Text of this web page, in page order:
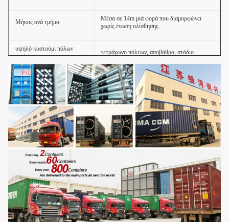
Μήκος ανά τμήμα
Μέσα σε 14m μιά φορά που διαμορφώνει
χωρίς ένωση ολίσθησης.
υψηλό κοστούμι πόλων
ιστών για
τετράγωνο πόλεων, αποβάθρα, στάδιο
Επιλογή του υψηλού πόλου
ιστών
Ύψος από 20m σε 35m
Η φλάντζα τοποθέτησε ή φύτεψε τον τύπο
Διαδικασία παραγωγής του
υψηλού πόλου ιστών
Το →Moldingή κάμπτοντας→Welidng
(διαμήκες)→Dimension κοπής δοκιμής →
πρώτης ύλης ελέγχει→Flange το
→Galvanization →Calibrationδιάτρυσης
συγκόλλησης →Hole →Deburrή κονιοποιεί
το επίστρωμα, χρωματίζοντας τα